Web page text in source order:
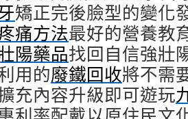
矯正完後臉型的變化
痛方法最好的營養教
陽藥品找回自信強壯
用的廢鐵回收將不需
充內容升級即可遊玩